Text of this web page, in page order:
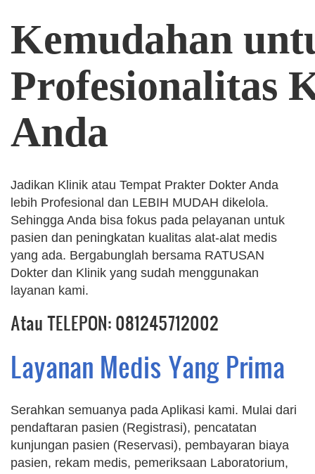
Kemudahan
Profesionalitas
Anda
Jadikan Klinik atau Tempat Prakter Dokter Anda
lebih Profesional dan LEBIH MUDAH dikelola.
Sehingga Anda bisa fokus pada pelayanan untuk
pasien dan peningkatan kualitas alat-alat medis
yang ada. Bergabunglah bersama RATUSAN
Dokter dan Klinik yang sudah menggunakan
layanan kami.
Atau TELEPON: 081245712002
Layanan Medis Yang Prima
Serahkan semuanya pada Aplikasi kami. Mulai dari
pendaftaran pasien (Registrasi), pencatatan
kunjungan pasien (Reservasi), pembayaran biaya
pasien, rekam medis, pemeriksaan Laboratorium,